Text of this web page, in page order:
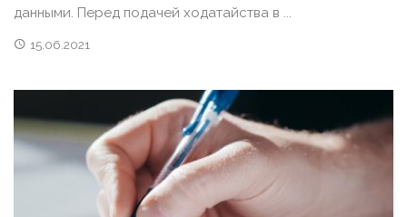
данными. Перед подачей ходатайства в ...
15.06.2021